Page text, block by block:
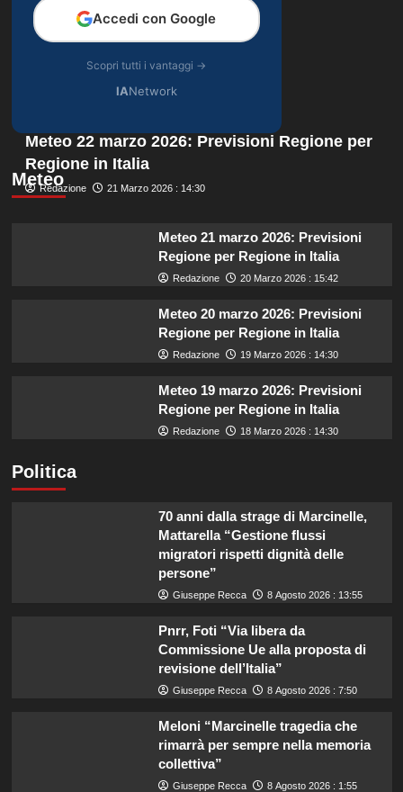
Accedi con Google
Scopri tutti i vantaggi →
IANetwork
Meteo
Meteo 22 marzo 2026: Previsioni Regione per
Regione in Italia
Redazione 21 Marzo 2026 : 14:30
Meteo 21 marzo 2026: Previsioni
Regione per Regione in Italia
Redazione 20 Marzo 2026 : 15:42
Meteo 20 marzo 2026: Previsioni
Regione per Regione in Italia
Redazione 19 Marzo 2026 : 14:30
Meteo 19 marzo 2026: Previsioni
Regione per Regione in Italia
Redazione 18 Marzo 2026 : 14:30
Politica
70 anni dalla strage di Marcinelle,
Mattarella “Gestione flussi
migratori rispetti dignità delle
persone”
Giuseppe Recca 8 Agosto 2026 : 13:55
Pnrr, Foti “Via libera da
Commissione Ue alla proposta di
revisione dell’Italia”
Giuseppe Recca 8 Agosto 2026 : 7:50
Meloni “Marcinelle tragedia che
rimarrà per sempre nella memoria
collettiva”
Giuseppe Recca 8 Agosto 2026 : 1:55